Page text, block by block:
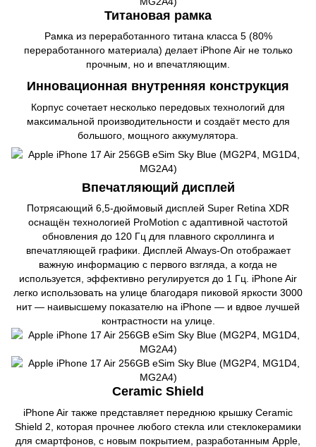
Титановая рамка
Рамка из переработанного титана класса 5 (80%
переработанного материала) делает iPhone Air не только
прочным, но и впечатляющим.
Инновационная внутренняя конструкция
Корпус сочетает несколько передовых технологий для
максимальной производительности и создаёт место для
большого, мощного аккумулятора.
Впечатляющий дисплей
Потрясающий 6,5-дюймовый дисплей Super Retina XDR
оснащён технологией ProMotion с адаптивной частотой
обновления до 120 Гц для плавного скроллинга и
впечатляющей графики. Дисплей Always-On отображает
важную информацию с первого взгляда, а когда не
используется, эффективно регулируется до 1 Гц. iPhone Air
легко использовать на улице благодаря пиковой яркости 3000
нит — наивысшему показателю на iPhone — и вдвое лучшей
контрастности на улице.
Ceramic Shield
iPhone Air также представляет переднюю крышку Ceramic
Shield 2, которая прочнее любого стекла или стеклокерамики
для смартфонов, с новым покрытием, разработанным Apple,